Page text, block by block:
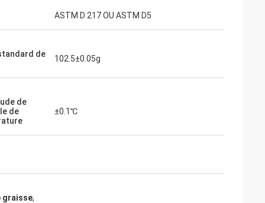
ASTM D 217 OU ASTM D5
de
102.5±0.05g
de
de
±0.1℃
graisse,